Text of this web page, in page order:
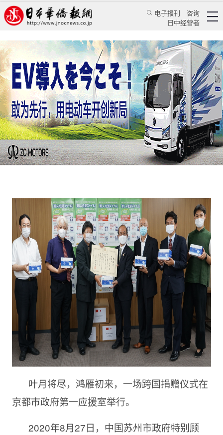
电子报刊
咨询
日中经营者
中国苏州委托日中文化友好使者助力日本京都抗
疫
王亚囡 华人新闻 文化风采
日本新华侨报 2020/9/3 12:54:53
叶月将尽，鸿雁初来，一场跨国捐赠仪式在
京都市政府第一应援室举行。
2020年8月27日，中国苏州市政府特别顾